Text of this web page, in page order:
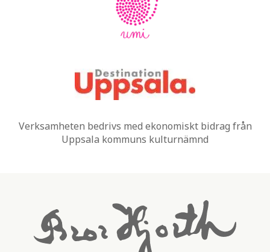
Verksamheten bedrivs med ekonomiskt bidrag från
Uppsala kommuns kulturnämnd